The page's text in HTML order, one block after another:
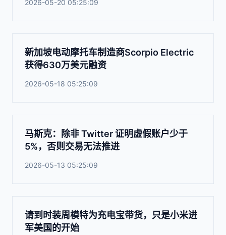
2026-05-20 05:25:09
新加坡电动摩托车制造商Scorpio Electric
获得630万美元融资
2026-05-18 05:25:09
马斯克：除非 Twitter 证明虚假账户少于
5%，否则交易无法推进
2026-05-13 05:25:09
请到时装周模特为充电宝带货，只是小米进
军美国的开始